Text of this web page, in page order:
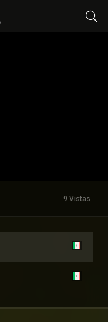
9 Vistas